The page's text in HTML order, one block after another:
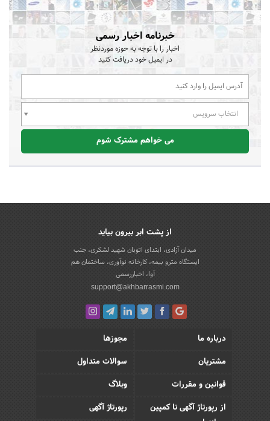
خبرنامه اخبار رسمی
اخبار را با توجه به حوزه موردنظر
در ایمیل خود دریافت کنید
انتخاب سرویس
می خواهم مشترک شوم
از پشت ابر بیرون بیاید
میدان آزادی، ابتدای اتوبان شهید لشکری، جنب
ایستگاه مترو بیمه، کارخانه نوآوری، ساختمان هم
آوا، اخباررسمی
support@akhbarrasmi.com
درباره ما
مجوزها
مشتریان
سوالات متداول
قوانین و مقررات
وبلاگ
از رپورتاژ آگهی تا کمپین
رپورتاژ آگهی